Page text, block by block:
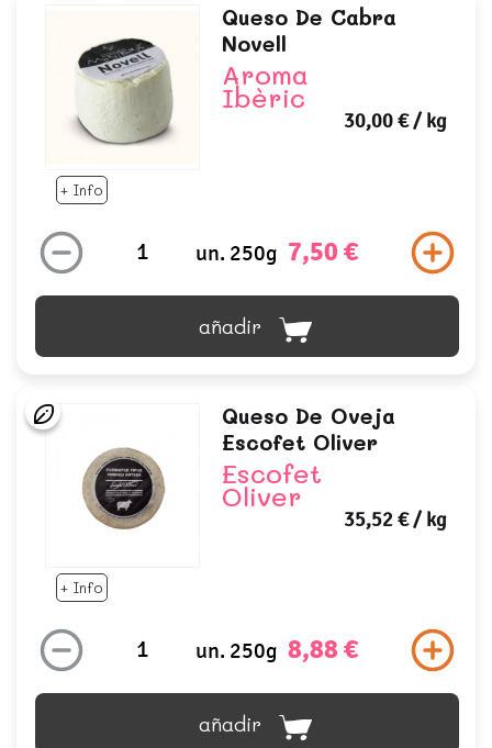
+ Info
Queso De Cabra
Novell
Aroma
Ibèric
30,00 €/ kg
un. 250g 7,50 €
añadir
+ Info
Queso De Oveja
Escofet Oliver
Escofet
Oliver
35,52 €/ kg
un. 250g 8,88 €
añadir